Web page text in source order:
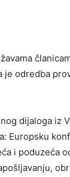
je odredba
dijaloga iz
Europsku
i poduzeća